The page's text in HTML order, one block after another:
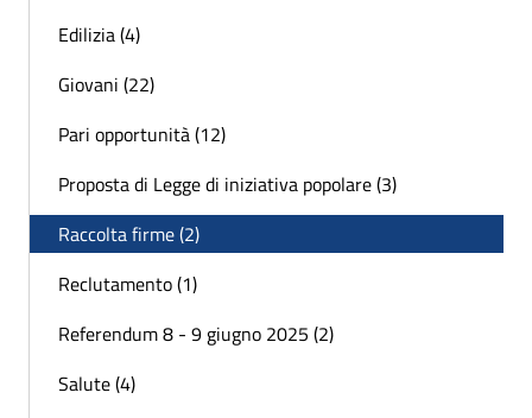
Edilizia (4)
Giovani (22)
Pari opportunità (12)
Proposta di Legge di iniziativa popolare (3)
Raccolta firme (2)
Reclutamento (1)
Referendum 8 - 9 giugno 2025 (2)
Salute (4)